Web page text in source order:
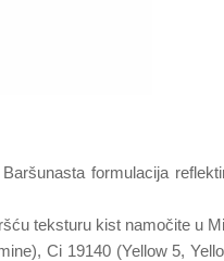
formulacija
teksturu kist namočite u
Ci 19140 (Yellow 5,